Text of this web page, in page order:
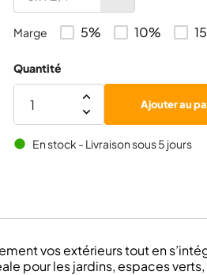
Marge 5% 10%
Quantité
Ajouter au
brightness_1 En stock - Livraison sous 5 jours
vos extérieurs tout en
pour les jardins, espaces